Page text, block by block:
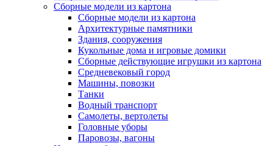
Сборные модели из картона
Сборные модели из картона
Архитектурные памятники
Здания, сооружения
Кукольные дома и игровые домики
Сборные действующие игрушки из картона
Средневековый город
Машины, повозки
Танки
Водный транспорт
Самолеты, вертолеты
Головные уборы
Паровозы, вагоны